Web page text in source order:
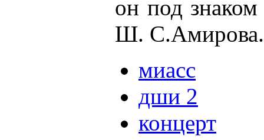
он под
Ш. С.Амирова.
миасс
дши 2
концерт